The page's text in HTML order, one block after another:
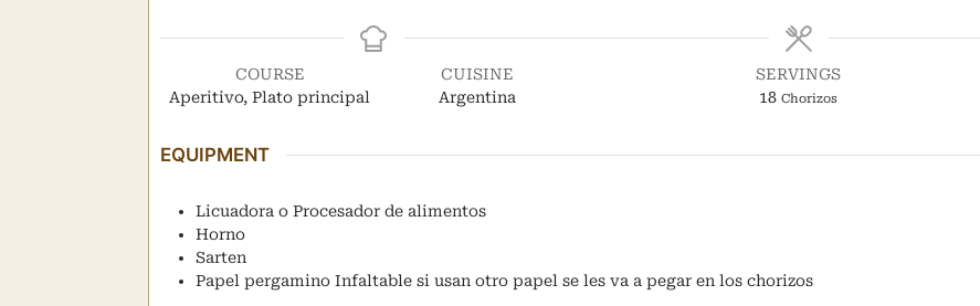
COURSE
Aperitivo, Plato principal
CUISINE
Argentina
SERVINGS
18 Chorizos
EQUIPMENT
Licuadora o Procesador de alimentos
Horno
Sarten
Papel pergaminoInfaltable si usan otro papel se les va a pegar en los chorizos